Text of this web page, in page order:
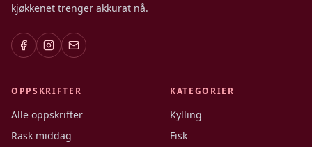
kjøkkenet trenger akkurat nå.
OPPSKRIFTER
Alle oppskrifter
Rask middag
KATEGORIER
Kylling
Fisk